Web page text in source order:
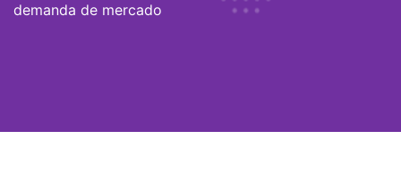
demanda de mercado